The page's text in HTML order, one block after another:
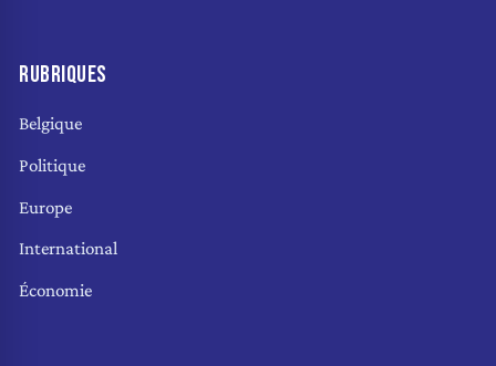
RUBRIQUES
Belgique
Politique
Europe
International
Économie